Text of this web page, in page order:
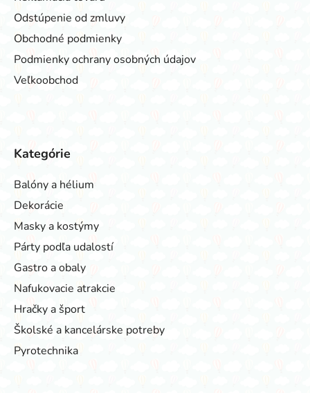
Odstúpenie od zmluvy
Obchodné podmienky
Podmienky ochrany osobných údajov
Veľkoobchod
Kategórie
Balóny a hélium
Dekorácie
Masky a kostýmy
Párty podľa udalostí
Gastro a obaly
Nafukovacie atrakcie
Hračky a šport
Školské a kancelárske potreby
Pyrotechnika